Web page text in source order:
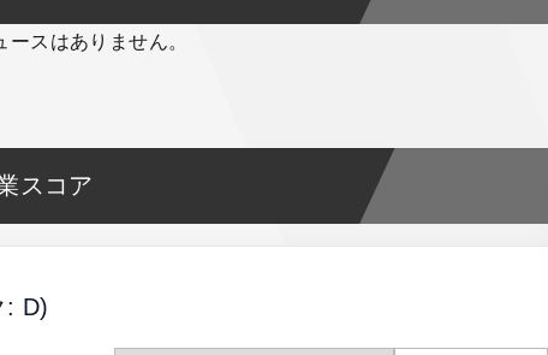
スはありません。
スコア
: D)